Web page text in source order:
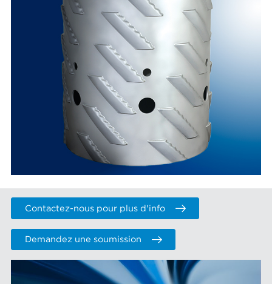
Contactez-nous pour plus d'info
Demandez une soumission